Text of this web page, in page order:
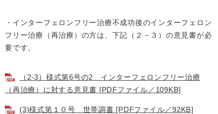
・インターフェロンフリー治療不成功後のインターフェロン
フリー治療（再治療）の方は、下記（２－３）の意見書が必
要です。
（2-3）様式第6号の2 インターフェロンフリー治療
（再治療）に対する意見書 [PDFファイル／109KB]
(3)様式第１０号 世帯調書 [PDFファイル／92KB]